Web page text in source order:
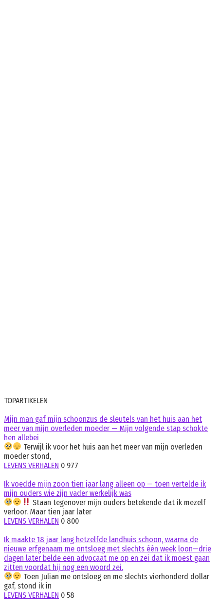
TOPARTIKELEN
Mijn man gaf mijn schoonzus de sleutels van het huis aan het
meer van mijn overleden moeder — Mijn volgende stap schokte
hen allebei
Terwijl ik voor het huis aan het meer van mijn overleden
moeder stond,
LEVENS VERHALEN 0 977
Ik voedde mijn zoon tien jaar lang alleen op — toen vertelde ik
mijn ouders wie zijn vader werkelijk was
Staan tegenover mijn ouders betekende dat ik mezelf
verloor. Maar tien jaar later
LEVENS VERHALEN 0 800
Ik maakte 18 jaar lang hetzelfde landhuis schoon, waarna de
nieuwe erfgenaam me ontsloeg met slechts één week loon—drie
dagen later belde een advocaat me op en zei dat ik moest gaan
zitten voordat hij nog een woord zei.
Toen Julian me ontsloeg en me slechts vierhonderd dollar
gaf, stond ik in
LEVENS VERHALEN 0 58